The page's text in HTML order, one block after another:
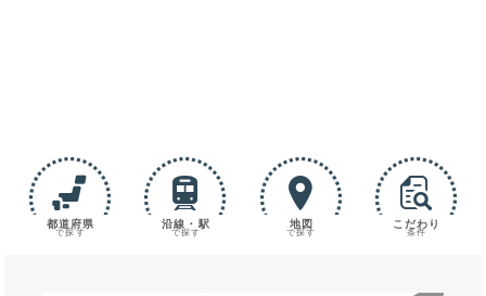
都道府県
で探す
沿線・駅
で探す
地図
で探す
こだわり
条件